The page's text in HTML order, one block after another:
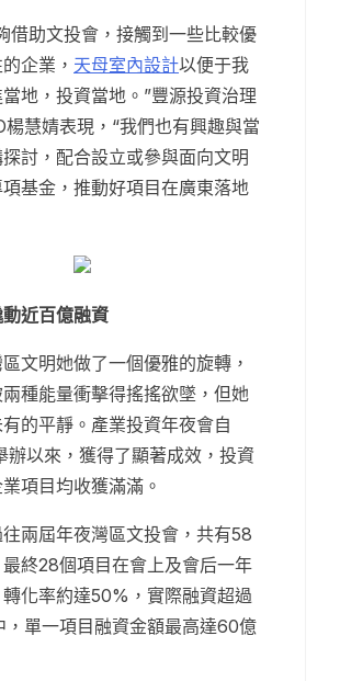
借助文投會，接觸到一些比較優
企業， 天母室內設計以便于我
地，投資當地。”豐源投資治理
楊慧婧表現，“我們也有興趣與當
討，配合設立或參與面向文明
基金，推動好項目在廣東落地
近百億融資
文明她做了一個優雅的旋轉，
種能量衝擊得搖搖欲墜，但她
的平靜。產業投資年夜會自
辦以來，獲得了顯著成效，投資
項目均收獲滿滿。
兩屆年夜灣區文投會，共有58
終28個項目在會上及會后一年
化率約達50%，實際融資超過
，單一項目融資金額最高達60億